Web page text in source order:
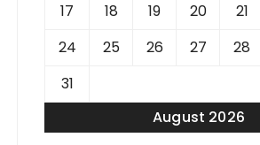
August 2026
17
18 19 20 21
24
25 26 27 28
31